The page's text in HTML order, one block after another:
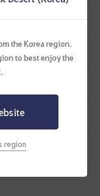
the Korea region.
to best enjoy the
region
알았냐?
같이가요